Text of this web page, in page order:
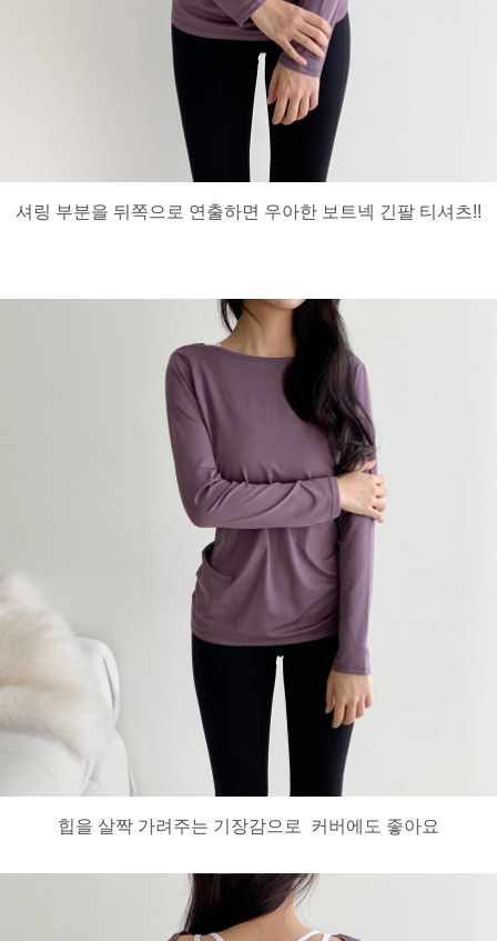
셔링 부분을 뒤쪽으로 연출하면 우아한 보트넥 긴팔 티셔츠!!
힙을 살짝 가려주는 기장감으로 커버에도 좋아요